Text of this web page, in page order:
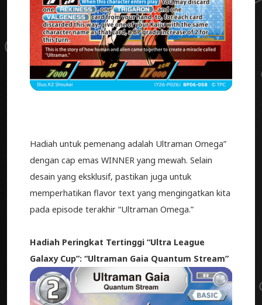
Hadiah untuk pemenang adalah Ultraman Omega”
dengan cap emas WINNER yang mewah. Selain
desain yang eksklusif, pastikan juga untuk
memperhatikan flavor text yang mengingatkan kita
pada episode terakhir “Ultraman Omega.”
Hadiah Peringkat Tertinggi “Ultra League
Galaxy Cup”: “Ultraman Gaia Quantum Stream”